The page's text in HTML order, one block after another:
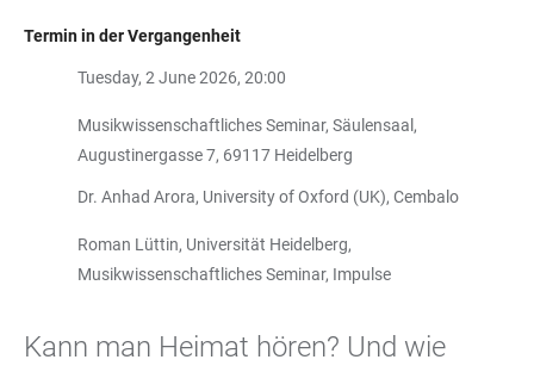
Termin in der Vergangenheit
Tuesday, 2 June 2026, 20:00
Musikwissenschaftliches Seminar, Säulensaal,
Augustinergasse 7, 69117 Heidelberg
Dr. Anhad Arora, University of Oxford (UK), Cembalo
Roman Lüttin, Universität Heidelberg,
Musikwissenschaftliches Seminar, Impulse
Kann man Heimat hören? Und wie